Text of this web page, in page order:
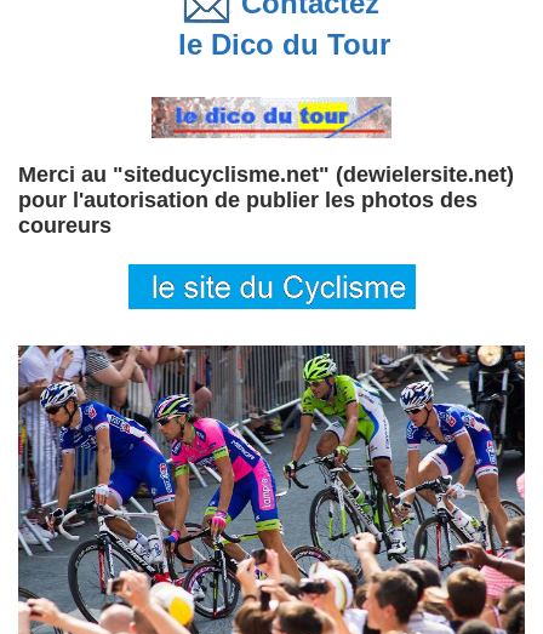
le Dico du Tour
Merci au "siteducyclisme.net" (dewielersite.net)
pour l'autorisation de publier les photos des
coureurs